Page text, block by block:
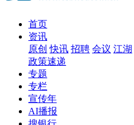
首页
资讯
原创 快讯 招聘 会议 江湖
政策速递
专题
专栏
宣传年
AI播报